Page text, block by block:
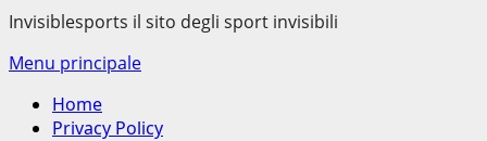
Invisiblesports il sito degli sport invisibili
Menu principale
Home
Privacy Policy